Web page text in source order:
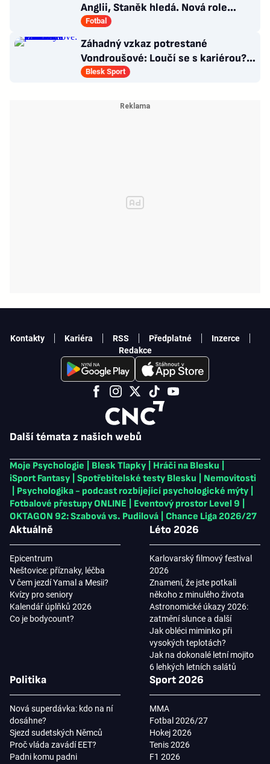
Anglii, Staněk hledá. Nová role
Kinského
Fotbal
Záhadný vzkaz potrestané
Vondroušové: Loučí se s kariérou?!
Zaskočení fanoušci
Blesk Sport
Další témata z našich webů
Moje Psychologie Blesk Tlapky Hráči na Blesku
iSport Fantasy
Spotřebitelské testy Blesku
Nemovitosti
Psychologika - podcast rozbíjející psychologické mýty
Fotbalové přestupy ONLINE
Eventový prostor Level 9
OKTAGON 92: Szabová vs. Pudilová
Chance Liga 2026/27
Aktuálně
Epicentrum
Neštovice: příznaky, léčba
V čem jezdí Yamal a Mesii?
Kvízy pro seniory
Kalendář úplňků 2026
Co je bodycount?
Léto 2026
Karlovarský filmový festival
2026
Znamení, že jste potkali
někoho z minulého života
Astronomické úkazy 2026:
zatmění slunce a další
Jak obléci miminko při
vysokých teplotách?
Jak na dokonalé letní mojito
6 lehkých letních salátů
Politika
Nová superdávka: kdo na ní
dosáhne?
Sjezd sudetských Němců
Proč vláda zavádí EET?
Padni komu padni
Sport 2026
MMA
Fotbal 2026/27
Hokej 2026
Tenis 2026
F1 2026
Kontakty Kariéra RSS Předplatné
Inzerce
Redakce